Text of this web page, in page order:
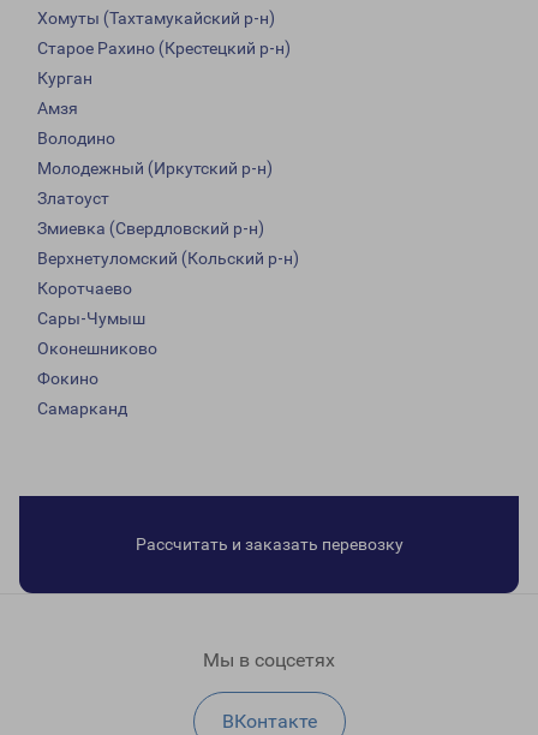
Хомуты (Тахтамукайский р-н)
Старое Рахино (Крестецкий р-н)
Курган
Амзя
Володино
Молодежный (Иркутский р-н)
Златоуст
Змиевка (Свердловский р-н)
Верхнетуломский (Кольский р-н)
Коротчаево
Сары-Чумыш
Оконешниково
Фокино
Самарканд
Рассчитать и заказать перевозку
Мы в соцсетях
ВКонтакте